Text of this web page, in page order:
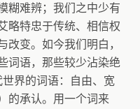
糊难辨；我们之中少有
略特忠于传统、相信权
改变。如今我们明白，
词语，那些较少沾染绝
界的词语：自由、宽
的承认。用一个词来